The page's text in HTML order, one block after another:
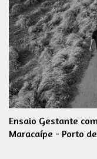
Ensaio Gestante
Maracaípe - Porto